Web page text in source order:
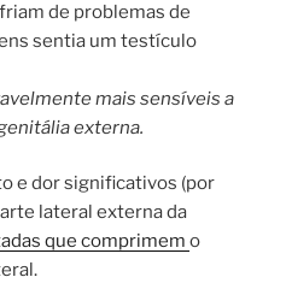
de problemas de
sentia um testículo
mais sensíveis a
externa.
e dor significativos (por
lateral externa da
que comprimem o